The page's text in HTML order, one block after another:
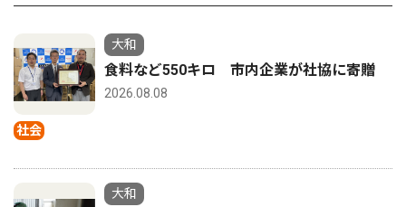
社会
大和
食料など550キロ 市内企業が社協に寄贈
2026.08.08
大和